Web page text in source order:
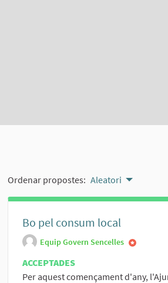
Ordenar propostes: Aleatori
Bo pel consum local
Equip Govern Sencelles
ACCEPTADES
Per aquest començament d'any,